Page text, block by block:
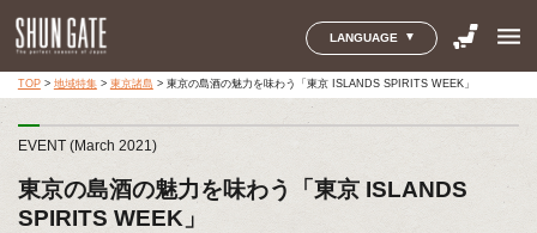
LANGUAGE menu
TOP> 地域特集> 東京諸島 > 東京の島酒の魅力を味わう「東京 ISLANDS SPIRITS WEEK」
EVENT (March 2021)
東京の島酒の魅力を味わう「東京 ISLANDS
SPIRITS WEEK」